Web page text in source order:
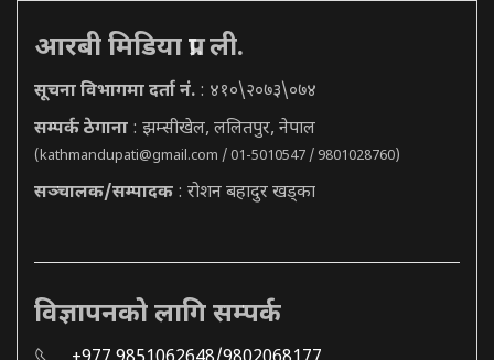
आरबी मिडिया प्रा. ली.
सूचना विभागमा दर्ता नं. : ४१०\२०७३\०७४
सम्पर्क ठेगाना : झम्सीखेल, ललितपुर, नेपाल
(kathmandupati@gmail.com / 01-5010547 / 9801028760)
सञ्चालक/सम्पादक : रोशन बहादुर खड्का
विज्ञापनको लागि सम्पर्क